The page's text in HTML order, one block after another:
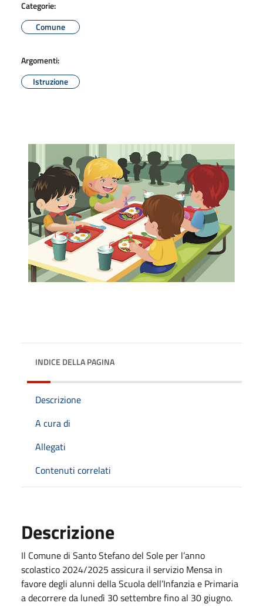
Categorie:
Comune
Argomenti:
Istruzione
INDICE DELLA PAGINA
Descrizione
A cura di
Allegati
Contenuti correlati
Descrizione
Il Comune di Santo Stefano del Sole per l’anno
scolastico 2024/2025 assicura il servizio Mensa in
favore degli alunni della Scuola dell’Infanzia e Primaria
a decorrere da lunedì 30 settembre fino al 30 giugno.